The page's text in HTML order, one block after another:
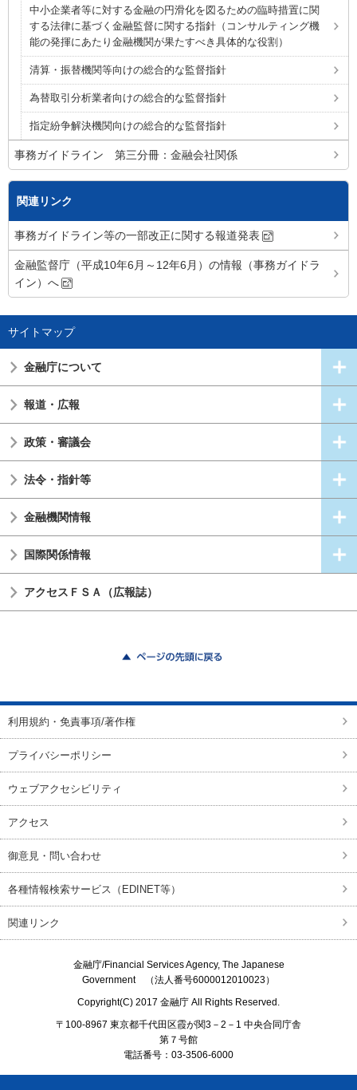
中小企業者等に対する金融の円滑化を図るための臨時措置に関
する法律に基づく金融監督に関する指針（コンサルティング機
能の発揮にあたり金融機関が果たすべき具体的な役割）
清算・振替機関等向けの総合的な監督指針
為替取引分析業者向けの総合的な監督指針
指定紛争解決機関向けの総合的な監督指針
事務ガイドライン 第三分冊：金融会社関係
関連リンク
事務ガイドライン等の一部改正に関する報道発表
金融監督庁（平成10年6月～12年6月）の情報（事務ガイドラ
イン）へ
サイトマップ
金融庁について
報道・広報
政策・審議会
法令・指針等
金融機関情報
国際関係情報
アクセスＦＳＡ（広報誌）
利用規約・免責事項/著作権
プライバシーポリシー
ウェブアクセシビリティ
アクセス
御意見・問い合わせ
各種情報検索サービス（EDINET等）
関連リンク
金融庁/Financial Services Agency, The Japanese
Government（法人番号6000012010023）
Copyright(C) 2017 金融庁 All Rights Reserved.
〒100-8967 東京都千代田区霞が関3－2－1 中央合同庁舎
第７号館
電話番号：03-3506-6000